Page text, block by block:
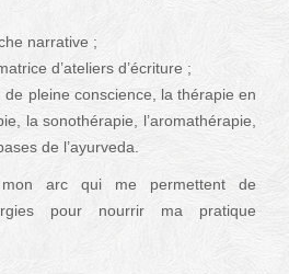
narrative ;
d’ateliers d’écriture ;
pleine conscience, la thérapie en
la sonothérapie, l’aromathérapie,
de l’ayurveda.
arc qui me permettent de
pour nourrir ma pratique